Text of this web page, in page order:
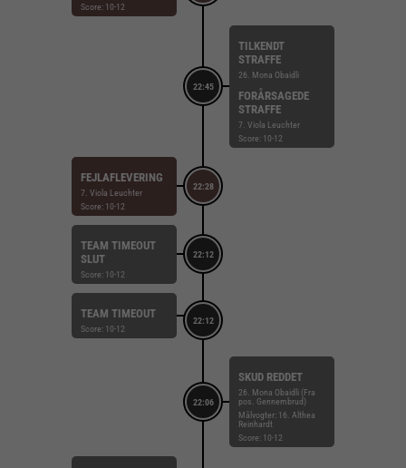
Score: 10-12
22:45
TILKENDT
STRAFFE
26. Mona Obaidli
FORÅRSAGEDE
STRAFFE
7. Viola Leuchter
Score: 10-12
22:28
FEJLAFLEVERING
7. Viola Leuchter
Score: 10-12
22:12
TEAM TIMEOUT
SLUT
Score: 10-12
22:12
TEAM TIMEOUT
Score: 10-12
22:06
SKUD REDDET
26. Mona Obaidli (Fra
pos. Gennembrud)
Målvogter: 16. Althea
Reinhardt
Score: 10-12